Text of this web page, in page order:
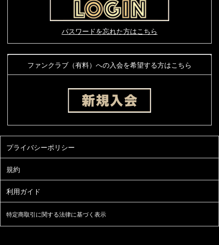
パスワードを忘れた方はこちら
ファンクラブ（有料）への入会を希望する方はこちら
特定商取引に関する法律に基づく表示